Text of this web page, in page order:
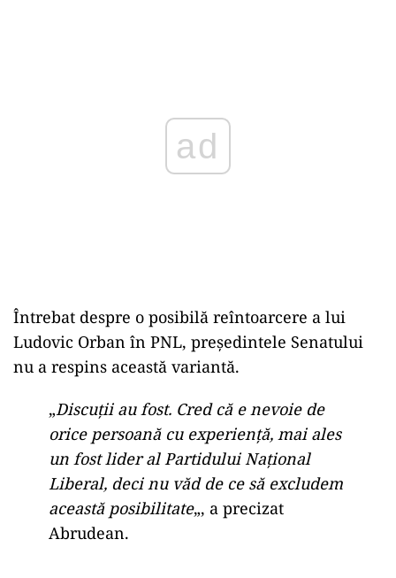
ad
Întrebat despre o posibilă reîntoarcere a lui
Ludovic Orban în PNL, președintele Senatului
nu a respins această variantă.
„Discuții au fost. Cred că e nevoie de
orice persoană cu experiență, mai ales
un fost lider al Partidului Național
Liberal, deci nu văd de ce să excludem
această posibilitate„, a precizat
Abrudean.